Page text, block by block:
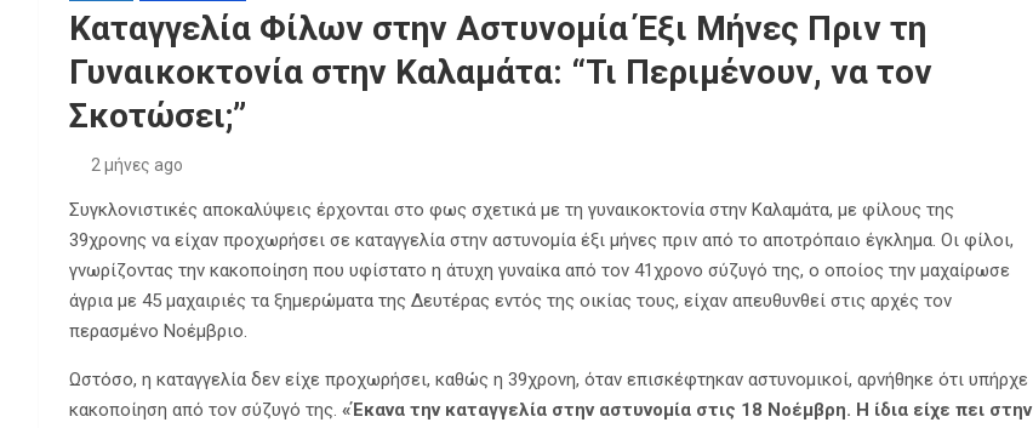
Καταγγελία Φίλων στην Αστυνομία Έξι Μήνες Πριν τη
Γυναικοκτονία στην Καλαμάτα: “Τι Περιμένουν, να τον
Σκοτώσει;”
2 μήνες ago
Συγκλονιστικές αποκαλύψεις έρχονται στο φως σχετικά με τη γυναικοκτονία στην Καλαμάτα, με φίλους της
39χρονης να είχαν προχωρήσει σε καταγγελία στην αστυνομία έξι μήνες πριν από το αποτρόπαιο έγκλημα. Οι φίλοι,
γνωρίζοντας την κακοποίηση που υφίστατο η άτυχη γυναίκα από τον 41χρονο σύζυγό της, ο οποίος την μαχαίρωσε
άγρια με 45 μαχαιριές τα ξημερώματα της Δευτέρας εντός της οικίας τους, είχαν απευθυνθεί στις αρχές τον
περασμένο Νοέμβριο.
Ωστόσο, η καταγγελία δεν είχε προχωρήσει, καθώς η 39χρονη, όταν επισκέφτηκαν αστυνομικοί, αρνήθηκε ότι υπήρχε
κακοποίηση από τον σύζυγό της. «Έκανα την καταγγελία στην αστυνομία στις 18 Νοέμβρη. Η ίδια είχε πει στην